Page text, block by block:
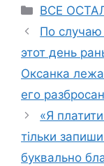
Categories
ВСЕ
По
этот день
Оксанка
его
«Я
тільки
буквально